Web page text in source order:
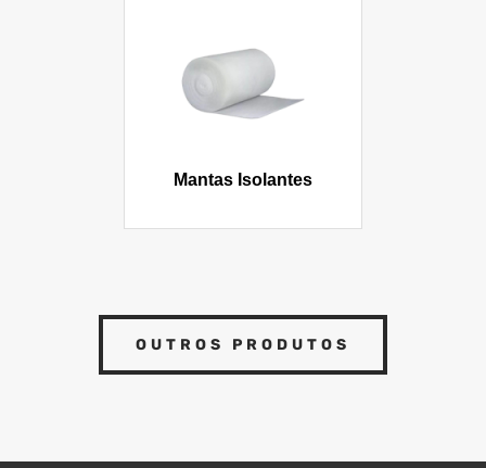
Mantas Isolantes
OUTROS PRODUTOS